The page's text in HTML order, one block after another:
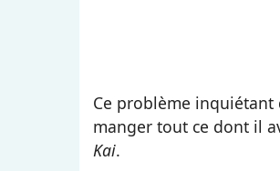
Ce problème
manger tout ce dont il
Kai.